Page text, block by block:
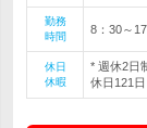
勤務
時間
8：30～
休日
休暇
* 週休2日
休日121日